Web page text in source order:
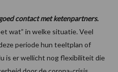
contact met ketenpartners.
wat” in welke situatie. Veel
periode hun teeltplan of
is er wellicht nog flexibiliteit die